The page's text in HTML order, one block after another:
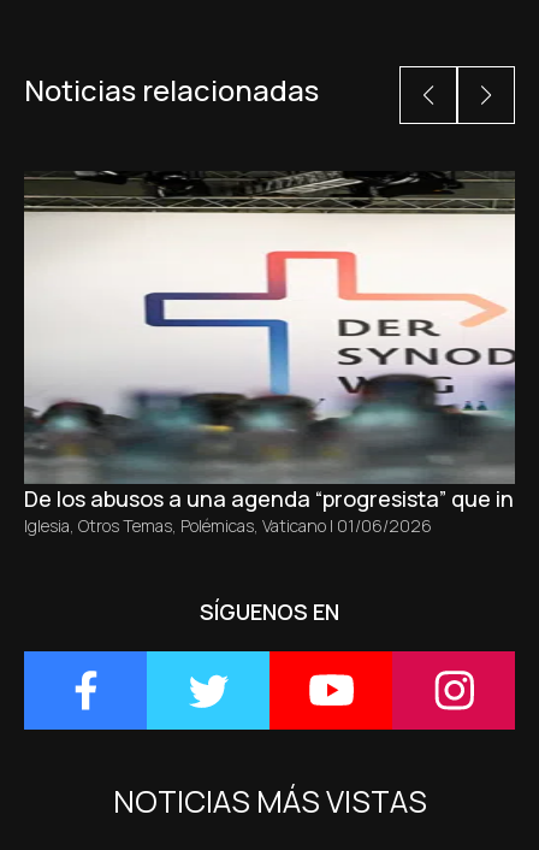
Noticias relacionadas
De los abusos a una agenda “progresista” que
Iglesia, Otros Temas, Polémicas, Vaticano | 01/06/2026
SÍGUENOS EN
NOTICIAS MÁS VISTAS